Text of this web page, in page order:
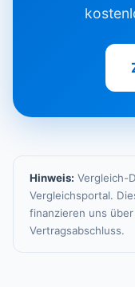
Hinweis: Vergleich-
Vergleichsportal.
finanzieren uns
Vertragsabschluss.